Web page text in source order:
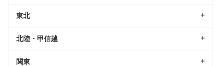
東北
北陸・甲信越
関東